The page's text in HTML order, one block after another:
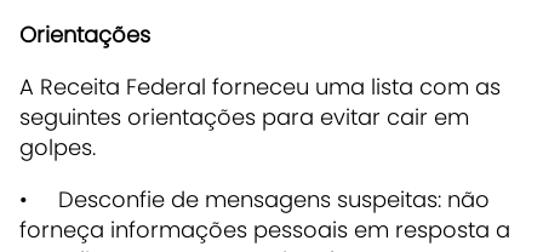
Orientações
A Receita Federal forneceu uma lista com as
seguintes orientações para evitar cair em
golpes.
• Desconfie de mensagens suspeitas: não
forneça informações pessoais em resposta a